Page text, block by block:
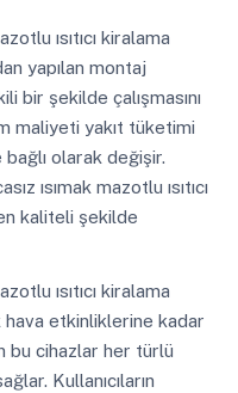
ısıtıcı kiralama
yapılan montaj
bir şekilde çalışmasını
maliyeti yakıt tüketimi
olarak değişir.
ısımak mazotlu ısıtıcı
kaliteli şekilde
ısıtıcı kiralama
hava etkinliklerine kadar
bu cihazlar her türlü
Kullanıcıların